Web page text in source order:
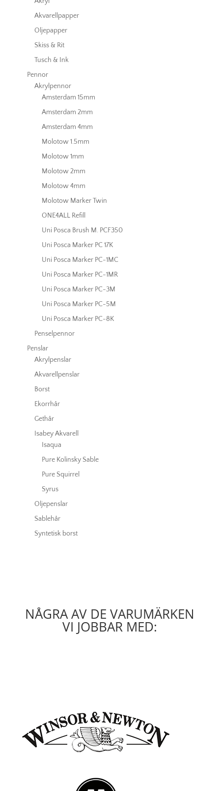
Akvarellpapper
Oljepapper
Skiss & Rit
Tusch & Ink
Pennor
Akrylpennor
Amsterdam 15mm
Amsterdam 2mm
Amsterdam 4mm
Molotow 1.5mm
Molotow 1mm
Molotow 2mm
Molotow 4mm
Molotow Marker Twin
ONE4ALL Refill
Uni Posca Brush M. PCF350
Uni Posca Marker PC 17K
Uni Posca Marker PC-1MC
Uni Posca Marker PC-1MR
Uni Posca Marker PC-3M
Uni Posca Marker PC-5M
Uni Posca Marker PC-8K
Penselpennor
Penslar
Akrylpenslar
Akvarellpenslar
Borst
Ekorrhår
Gethår
Isabey Akvarell
Isaqua
Pure Kolinsky Sable
Pure Squirrel
Syrus
Oljepenslar
Sablehår
Syntetisk borst
NÅGRA AV DE VARUMÄRKEN
VI JOBBAR MED: